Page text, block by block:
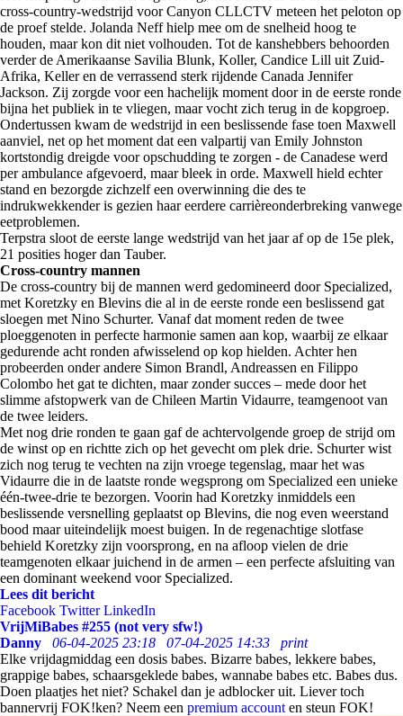
cross-country-wedstrijd voor Canyon CLLCTV meteen het peloton op
de proef stelde. Jolanda Neff hielp mee om de snelheid hoog te
houden, maar kon dit niet volhouden. Tot de kanshebbers behoorden
verder de Amerikaanse Savilia Blunk, Koller, Candice Lill uit Zuid-
Afrika, Keller en de verrassend sterk rijdende Canada Jennifer
Jackson. Zij zorgde voor een hachelijk moment door in de eerste ronde
bijna het publiek in te vliegen, maar vocht zich terug in de kopgroep.
Ondertussen kwam de wedstrijd in een beslissende fase toen Maxwell
aanviel, net op het moment dat een valpartij van Emily Johnston
kortstondig dreigde voor opschudding te zorgen - de Canadese werd
per ambulance afgevoerd, maar bleek in orde. Maxwell hield echter
stand en bezorgde zichzelf een overwinning die des te
indrukwekkender is gezien haar eerdere carrièreonderbreking vanwege
eetproblemen.
Terpstra sloot de eerste lange wedstrijd van het jaar af op de 15e plek,
21 posities hoger dan Tauber.
Cross-country mannen
De cross-country bij de mannen werd gedomineerd door Specialized,
met Koretzky en Blevins die al in de eerste ronde een beslissend gat
sloegen met Nino Schurter. Vanaf dat moment reden de twee
ploeggenoten in perfecte harmonie samen aan kop, waarbij ze elkaar
gedurende acht ronden afwisselend op kop hielden. Achter hen
probeerden onder andere Simon Brandl, Andreassen en Filippo
Colombo het gat te dichten, maar zonder succes – mede door het
slimme afstopwerk van de Chileen Martin Vidaurre, teamgenoot van
de twee leiders.
Met nog drie ronden te gaan gaf de achtervolgende groep de strijd om
de winst op en richtte zich op het gevecht om plek drie. Schurter wist
zich nog terug te vechten na zijn vroege tegenslag, maar het was
Vidaurre die in de laatste ronde wegsprong om Specialized een unieke
één-twee-drie te bezorgen. Voorin had Koretzky inmiddels een
beslissende versnelling geplaatst op Blevins, die nog even weerstand
bood maar uiteindelijk moest buigen. In de regenachtige slotfase
behield Koretzky zijn voorsprong, en na afloop vielen de drie
teamgenoten elkaar juichend in de armen – een perfecte afsluiting van
een dominant weekend voor Specialized.
Lees dit bericht
Facebook Twitter LinkedIn
VrijMiBabes #255 (not very sfw!)
Danny
06-04-2025 23:18 07-04-2025 14:33
print
Elke vrijdagmiddag een dosis babes. Bizarre babes, lekkere babes,
grappige babes, schaarsgeklede babes, wannabe babes etc. Babes dus.
Doen plaatjes het niet? Schakel dan je adblocker uit. Liever toch
bannervrij FOK!ken? Neem een premium account en steun FOK!